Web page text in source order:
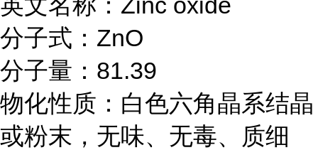
分子式：ZnO
分子量：81.39
物化性质：白色六角晶系结晶
或粉末，无味、无毒、质细